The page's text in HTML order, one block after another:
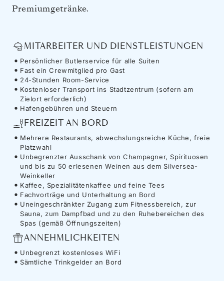
Premiumgetränke.
MITARBEITER UND DIENSTLEISTUNGEN
Persönlicher Butlerservice für alle Suiten
Fast ein Crewmitglied pro Gast
24-Stunden Room-Service
Kostenloser Transport ins Stadtzentrum (sofern am
Zielort erforderlich)
Hafengebühren und Steuern
FREIZEIT AN BORD
Mehrere Restaurants, abwechslungsreiche Küche, freie
Platzwahl
Unbegrenzter Ausschank von Champagner, Spirituosen
und bis zu 50 erlesenen Weinen aus dem Silversea-
Weinkeller
Kaffee, Spezialitätenkaffee und feine Tees
Fachvorträge und Unterhaltung an Bord
Uneingeschränkter Zugang zum Fitnessbereich, zur
Sauna, zum Dampfbad und zu den Ruhebereichen des
Spas (gemäß Öffnungszeiten)
ANNEHMLICHKEITEN
Unbegrenzt kostenloses WiFi
Sämtliche Trinkgelder an Bord